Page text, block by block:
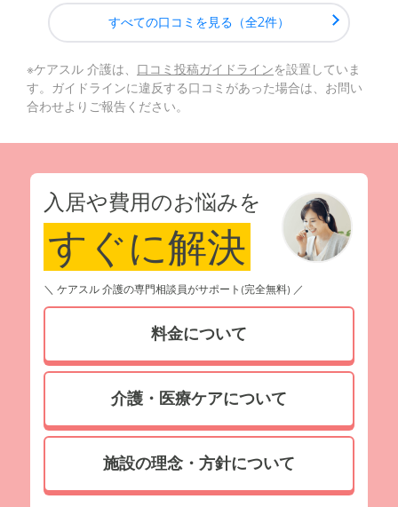
すべての口コミを見る（全2件）
※ケアスル 介護は、 口コミ投稿ガイドラインを設置していま
す。ガイドラインに違反する口コミがあった場合は、お問い
合わせよりご報告ください。
入居や費用のお悩みを
すぐに解決
＼ ケアスル 介護の専門相談員がサポート(完全無料) ／
料金について
介護・医療ケアについて
施設の理念・方針について